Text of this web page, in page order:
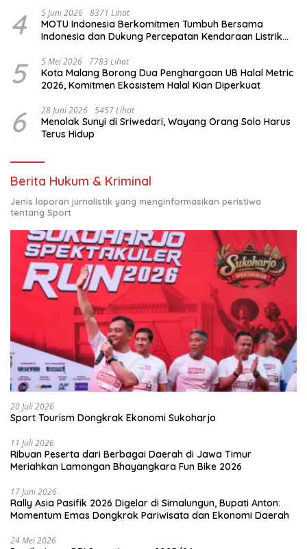
4 5 Juni 2026 8371 Lihat
MOTU Indonesia Berkomitmen Tumbuh Bersama
Indonesia dan Dukung Percepatan Kendaraan Listrik
5 5 Mei 2026 7783 Lihat
Kota Malang Borong Dua Penghargaan UB Halal Metric
2026, Komitmen Ekosistem Halal Kian Diperkuat
6 28 Juni 2026 5457 Lihat
Menolak Sunyi di Sriwedari, Wayang Orang Solo Harus
Terus Hidup
Berita Hukum & Kriminal
Jenis laporan jurnalistik yang menginformasikan peristiwa
tentang Sport
20 Juli 2026
Sport Tourism Dongkrak Ekonomi Sukoharjo
11 Juli 2026
Ribuan Peserta dari Berbagai Daerah di Jawa Timur
Meriahkan Lamongan Bhayangkara Fun Bike 2026
17 Juni 2026
Rally Asia Pasifik 2026 Digelar di Simalungun, Bupati Anton:
Momentum Emas Dongkrak Pariwisata dan Ekonomi Daerah
24 Mei 2026